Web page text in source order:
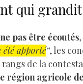
qui
pas être écoutés,
été apporté“, les
de la
région agricole